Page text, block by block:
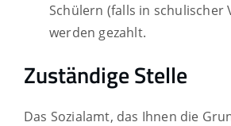
Schülern (falls in schulischer
werden gezahlt.
Zuständige Stelle
Das Sozialamt, das Ihnen die